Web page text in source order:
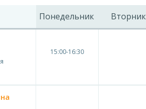
Понедельник Вторник
15:00-16:30